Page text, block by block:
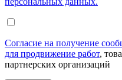
Согласие на получение
для продвижение работ,
партнерских организаций